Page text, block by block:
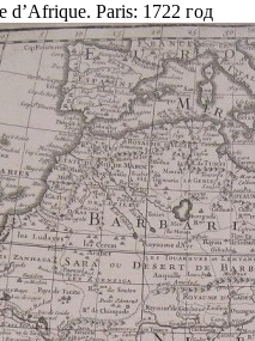
d’Afrique. Paris: 1722 год